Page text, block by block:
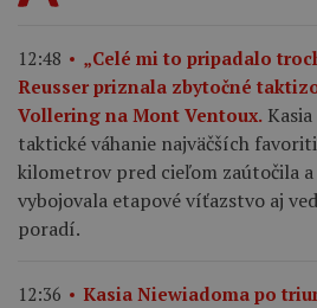
12:48
„Celé mi to pripadalo
Reusser priznala zbytočné
Vollering na Mont Ventoux.
taktické váhanie najväčších
kilometrov pred cieľom zaútočila
vybojovala etapové víťazstvo aj
poradí.
12:36
Kasia Niewiadoma po